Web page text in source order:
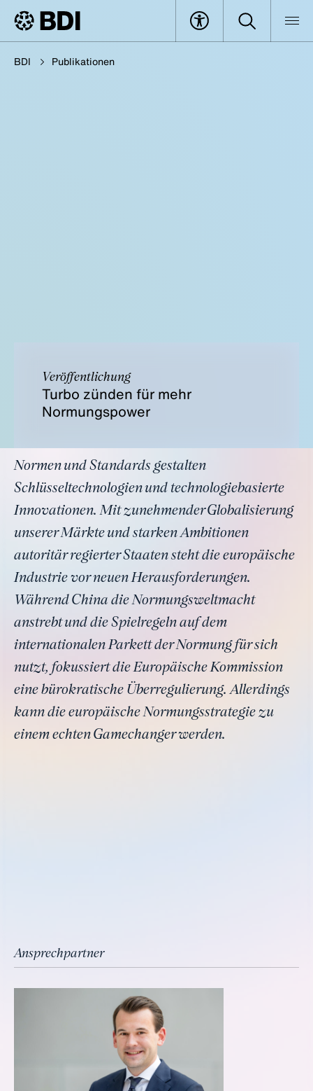
BDI Publikationen
Veröffentlichung
Turbo zünden für mehr
Normungspower
Normen und Standards gestalten
Schlüsseltechnologien und technologiebasierte
Innovationen. Mit zunehmender Globalisierung
unserer Märkte und starken Ambitionen
autoritär regierter Staaten steht die europäische
Industrie vor neuen Herausforderungen.
Während China die Normungsweltmacht
anstrebt und die Spielregeln auf dem
internationalen Parkett der Normung für sich
nutzt, fokussiert die Europäische Kommission
eine bürokratische Überregulierung. Allerdings
kann die europäische Normungsstrategie zu
einem echten Gamechanger werden.
Ansprechpartner